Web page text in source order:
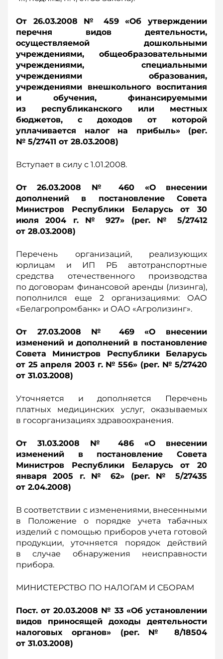
От 26.03.2008 № 459 «Об утверждении
перечня видов деятельности,
осуществляемой дошкольными
учреждениями, общеобразовательными
учреждениями, специальными
учреждениями образования,
учреждениями внешкольного воспитания
и обучения, финансируемыми
из республиканского или местных
бюджетов, с доходов от которой
уплачивается налог на прибыль» (рег.
№ 5/27411 от 28.03.2008)
Вступает в силу с 1.01.2008.
От 26.03.2008 № 460 «О внесении
дополнений в постановление Совета
Министров Республики Беларусь от 30
июля 2004 г. № 927» (рег. № 5/27412
от 28.03.2008)
Перечень организаций, реализующих
юрлицам и ИП РБ автотранспортные
средства отечественного производства
по договорам финансовой аренды (лизинга),
пополнился еще 2 организациями: ОАО
«Белагропромбанк» и ОАО «Агролизинг».
От 27.03.2008 № 469 «О внесении
изменений и дополнений в постановление
Совета Министров Республики Беларусь
от 25 апреля 2003 г. № 556» (рег. № 5/27420
от 31.03.2008)
Уточняется и дополняется Перечень
платных медицинских услуг, оказываемых
в госорганизациях здравоохранения.
От 31.03.2008 № 486 «О внесении
изменений в постановление Совета
Министров Республики Беларусь от 20
января 2005 г. № 62» (рег. № 5/27435
от 2.04.2008)
В соответствии с изменениями, внесенными
в Положение о порядке учета табачных
изделий с помощью приборов учета готовой
продукции, уточняется порядок действий
в случае обнаружения неисправности
прибора.
МИНИСТЕРСТВО ПО НАЛОГАМ И СБОРАМ
Пост. от 20.03.2008 № 33 «Об установлении
видов приносящей доходы деятельности
налоговых органов» (рег. № 8/18504
от 31.03.2008)